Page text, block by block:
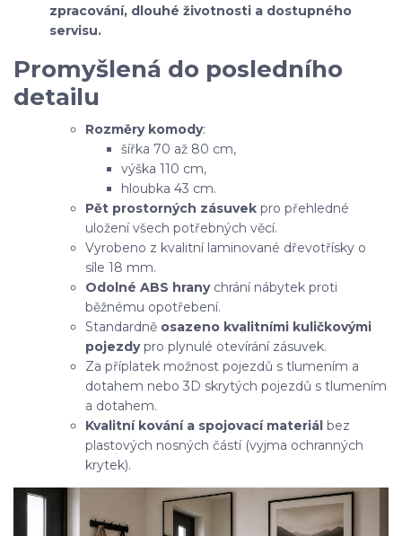
zpracování, dlouhé životnosti a dostupného
servisu.
Promyšlená do posledního
detailu
Rozměry komody:
šířka 70 až 80 cm,
výška 110 cm,
hloubka 43 cm.
Pět prostorných zásuvek pro přehledné
uložení všech potřebných věcí.
Vyrobeno z kvalitní laminované dřevotřísky o
síle 18 mm.
Odolné ABS hranychrání nábytek proti
běžnému opotřebení.
Standardně osazeno kvalitními kuličkovými
pojezdypro plynulé otevírání zásuvek.
Za příplatek možnost pojezdů s tlumením a
dotahem nebo 3D skrytých pojezdů s tlumením
a dotahem.
Kvalitní kování a spojovací materiál bez
plastových nosných částí (vyjma ochranných
krytek).